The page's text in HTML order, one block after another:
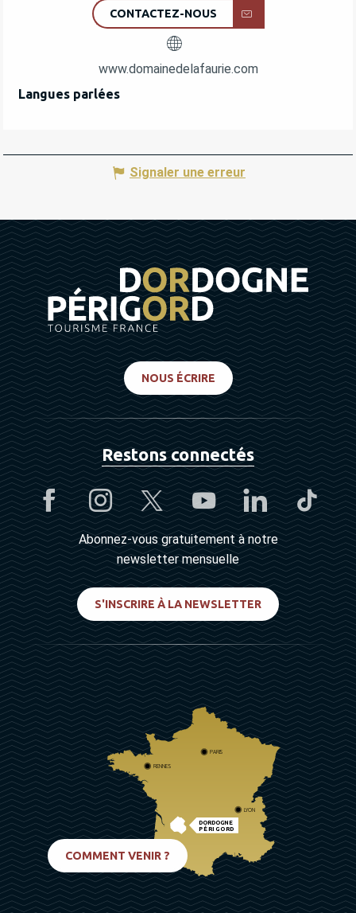
CONTACTEZ-NOUS
www.domainedelafaurie.com
Langues parlées
Langues parlées
Signaler une erreur
NOUS ÉCRIRE
Restons connectés
Abonnez-vous gratuitement à notre
newsletter mensuelle
S'INSCRIRE À LA NEWSLETTER
DORDOGNE
PÉRIGORD
PARIS
RENNES
LYON
COMMENT VENIR ?